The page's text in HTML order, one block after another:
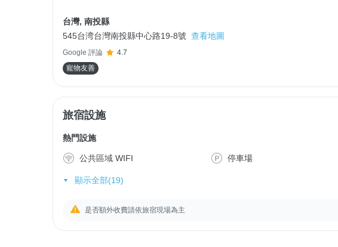
台灣, 南投縣
545台湾台灣南投縣中心路19-8號 查看地圖
Google 評論
4.7
寵物友善
旅宿設施
熱門設施
公共區域 WIFI 停車場
顯示全部(19)
是否額外收費請依旅宿現場為主